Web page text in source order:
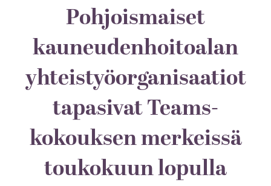
Pohjoismaiset
kauneudenhoitoalan
yhteistyöorganisaatiot
tapasivat Teams-
kokouksen merkeissä
toukokuun lopulla